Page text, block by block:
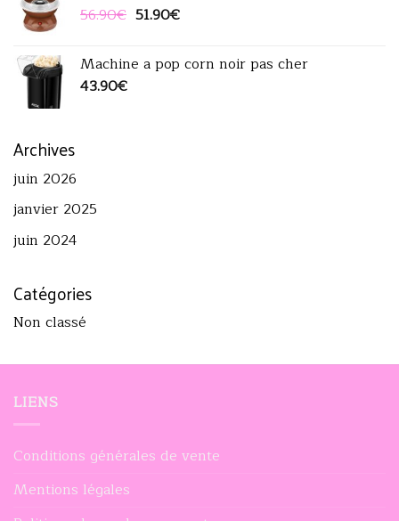
56.90€ Le
était :
51.90€Le
est :
Machine a pop corn noir pas cher
43.90€
Archives
juin 2026
janvier 2025
juin 2024
Catégories
Non classé
LIENS
Conditions générales de vente
Mentions légales